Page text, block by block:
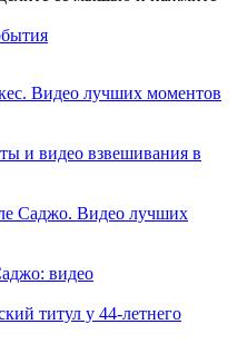
Видео лучших моментов
и видео взвешивания в
Саджо. Видео лучших
видео
титул у 44-летнего